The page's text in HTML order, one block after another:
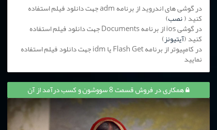
در گوشی های اندروید از برنامه adm جهت دانلود فیلم استفاده
کنید (نصب)
در گوشی ios از برنامه Documents جهت دانلود فیلم استفاده
کنید (آیتیونز)
در کامپیوتر از برنامه Flash Get یا idm جهت دانلود فیلم استفاده
نمایید
همکاری در فروش قسمت 8 سووشون و کسب درآمد از آن